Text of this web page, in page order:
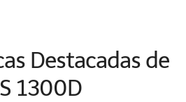
Destacadas de
1300D